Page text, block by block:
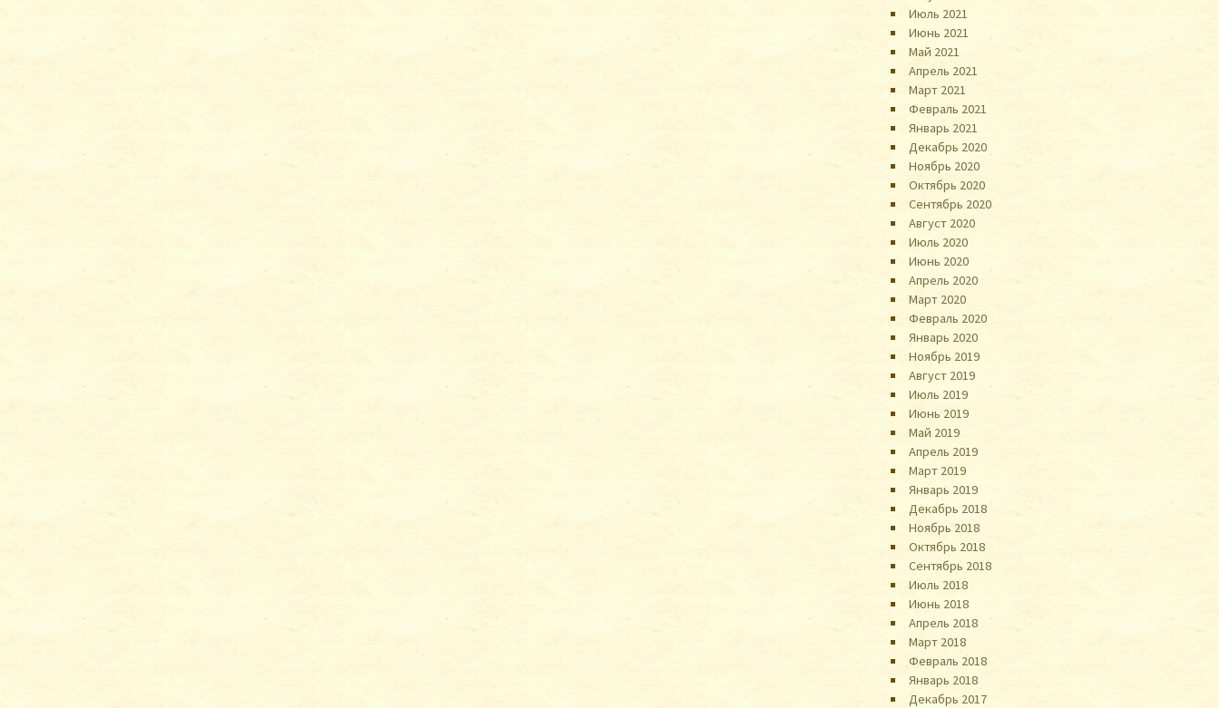
Июль 2021
Июнь 2021
Май 2021
Апрель 2021
Март 2021
Февраль 2021
Январь 2021
Декабрь 2020
Ноябрь 2020
Октябрь 2020
Сентябрь 2020
Август 2020
Июль 2020
Июнь 2020
Апрель 2020
Март 2020
Февраль 2020
Январь 2020
Ноябрь 2019
Август 2019
Июль 2019
Июнь 2019
Май 2019
Апрель 2019
Март 2019
Январь 2019
Декабрь 2018
Ноябрь 2018
Октябрь 2018
Сентябрь 2018
Июль 2018
Июнь 2018
Апрель 2018
Март 2018
Февраль 2018
Январь 2018
Декабрь 2017